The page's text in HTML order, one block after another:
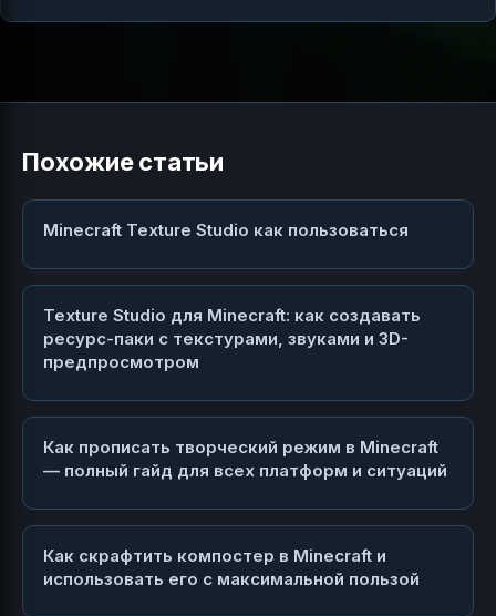
Похожие статьи
Minecraft Texture Studio как пользоваться
Texture Studio для Minecraft: как создавать
ресурс-паки с текстурами, звуками и 3D-
предпросмотром
Как прописать творческий режим в Minecraft
— полный гайд для всех платформ и ситуаций
Как скрафтить компостер в Minecraft и
использовать его с максимальной пользой